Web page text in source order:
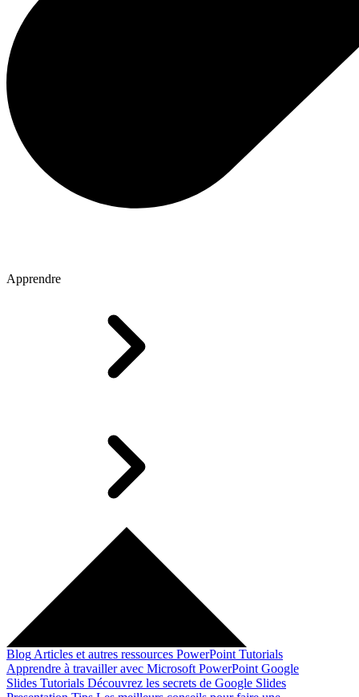
Apprendre
Blog Articles et autres ressources PowerPoint Tutorials
Apprendre à travailler avec Microsoft PowerPoint Google
Slides Tutorials Découvrez les secrets de Google Slides